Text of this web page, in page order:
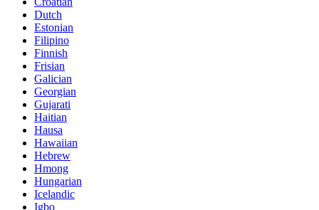
Dutch
Estonian
Filipino
Finnish
Frisian
Galician
Georgian
Gujarati
Haitian
Hausa
Hawaiian
Hebrew
Hmong
Hungarian
Icelandic
Igbo